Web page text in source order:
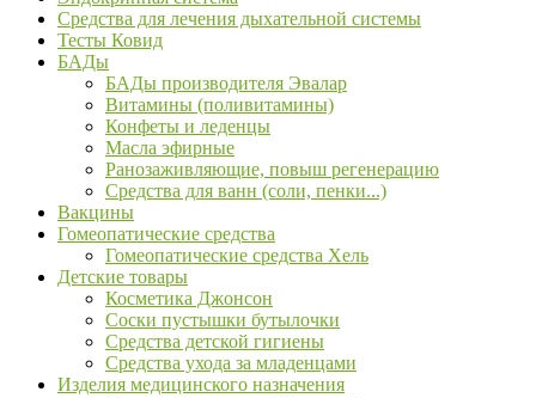
Средства для лечения дыхательной системы
Тесты Ковид
БАДы
БАДы производителя Эвалар
Витамины (поливитамины)
Конфеты и леденцы
Масла эфирные
Ранозаживляющие, повыш регенерацию
Средства для ванн (соли, пенки...)
Вакцины
Гомеопатические средства
Гомеопатические средства Хель
Детские товары
Косметика Джонсон
Соски пустышки бутылочки
Средства детской гигиены
Средства ухода за младенцами
Изделия медицинского назначения